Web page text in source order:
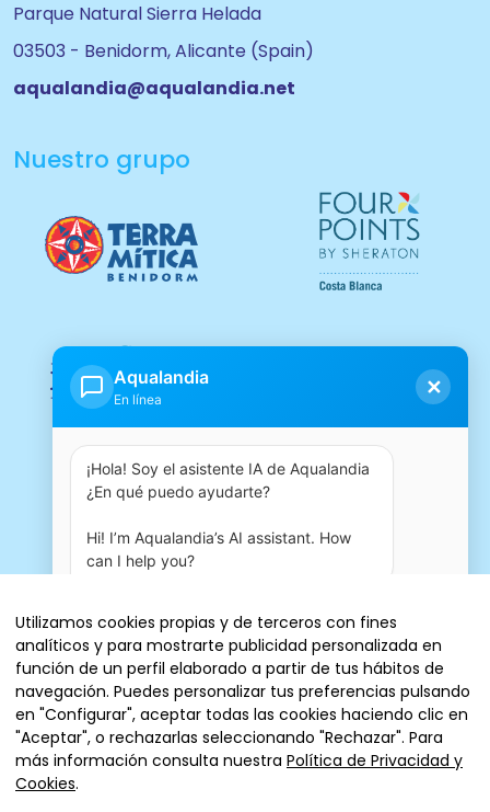
Parque Natural Sierra Helada
03503 - Benidorm, Alicante (Spain)
aqualandia@aqualandia.net
Nuestro grupo
Entradas
© 2026 AQUALANDIA ESPAÑA, SA
Aqualandia
En línea
✕
¡Hola! Soy el asistente IA de Aqualandia
¿En qué puedo ayudarte?
Hi! I’m Aqualandia’s AI assistant. How
can I help you?
Utilizamos cookies propias y de terceros con fines
analíticos y para mostrarte publicidad personalizada en
función de un perfil elaborado a partir de tus hábitos de
navegación. Puedes personalizar tus preferencias pulsando
en "Configurar", aceptar todas las cookies haciendo clic en
"Aceptar", o rechazarlas seleccionando "Rechazar". Para
más información consulta nuestra Política de Privacidad y
Cookies.